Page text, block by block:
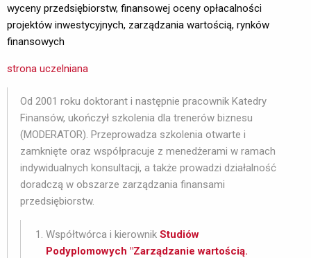
wyceny przedsiębiorstw, finansowej oceny opłacalności
projektów inwestycyjnych, zarządzania wartością, rynków
finansowych
strona uczelniana
Od 2001 roku doktorant i następnie pracownik Katedry
Finansów, ukończył szkolenia dla trenerów biznesu
(MODERATOR). Przeprowadza szkolenia otwarte i
zamknięte oraz współpracuje z menedżerami w ramach
indywidualnych konsultacji, a także prowadzi działalność
doradczą w obszarze zarządzania finansami
przedsiębiorstw.
Współtwórca i kierownikStudiów
Podyplomowych "Zarządzanie wartością.